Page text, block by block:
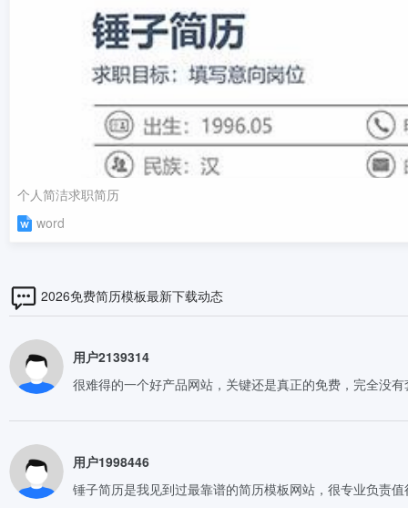
个人简洁求职简历
word
2026免费简历模板最新下载动态
用户2139314
很难得的一个好产品网站，关键还是真正的免费，完全没
用户1998446
锤子简历是我见到过最靠谱的简历模板网站，很专业负责